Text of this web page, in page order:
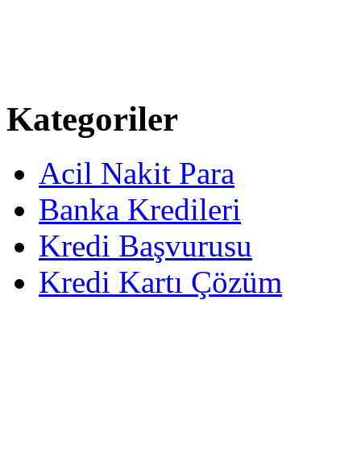
Kategoriler
Acil Nakit Para
Banka Kredileri
Kredi Başvurusu
Kredi Kartı Çözüm